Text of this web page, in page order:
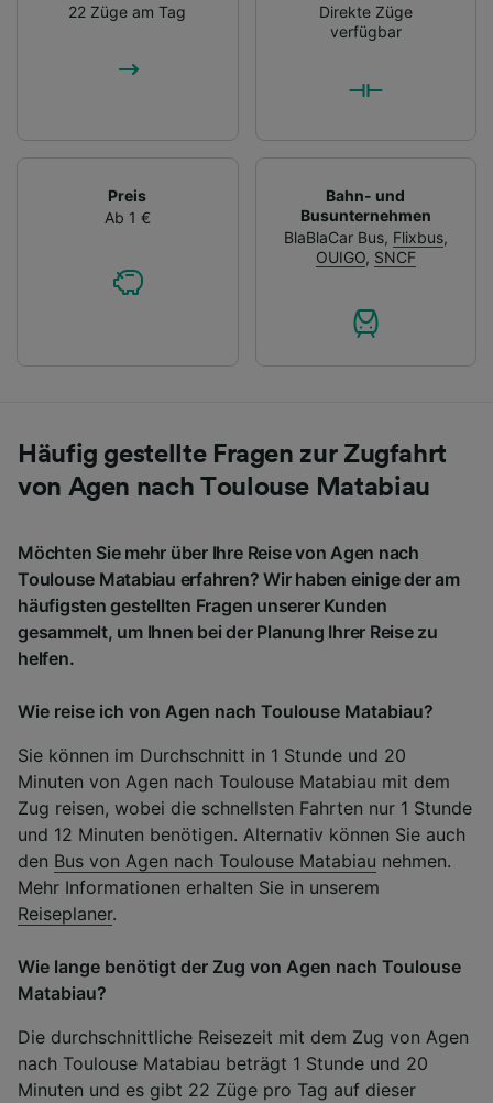
22 Züge am Tag
Direkte Züge
verfügbar
Preis
Ab 1 €
Bahn- und
Busunternehmen
BlaBlaCar Bus, Flixbus,
OUIGO, SNCF
Häufig gestellte Fragen zur Zugfahrt
von Agen nach Toulouse Matabiau
Möchten Sie mehr über Ihre Reise von Agen nach
Toulouse Matabiau erfahren? Wir haben einige der am
häufigsten gestellten Fragen unserer Kunden
gesammelt, um Ihnen bei der Planung Ihrer Reise zu
helfen.
Wie reise ich von Agen nach Toulouse Matabiau?
Sie können im Durchschnitt in 1 Stunde und 20
Minuten von Agen nach Toulouse Matabiau mit dem
Zug reisen, wobei die schnellsten Fahrten nur 1 Stunde
und 12 Minuten benötigen. Alternativ können Sie auch
den Bus von Agen nach Toulouse Matabiau nehmen.
Mehr Informationen erhalten Sie in unserem
Reiseplaner.
Wie lange benötigt der Zug von Agen nach Toulouse
Matabiau?
Die durchschnittliche Reisezeit mit dem Zug von Agen
nach Toulouse Matabiau beträgt 1 Stunde und 20
Minuten und es gibt 22 Züge pro Tag auf dieser